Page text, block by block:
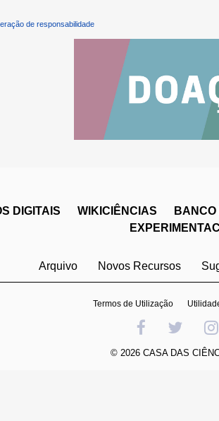
de responsabilidade
DIGITAIS WIKICIÊNCIAS BANCO
Arquivo Novos Recursos
Termos de Utilização
© 2026 CASA DAS